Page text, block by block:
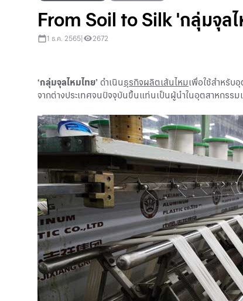
From Soil to Silk 'กลุ่มจุล
1 ธ.ค. 2565 2672
‘กลุ่มจุลไหมไทย’ ดำเนินธุรกิจผลิตเส้นไหมเพื่อใช้สำหรับ
จากต่างประเทศจนปัจจุบันขึ้นแท่นเป็นผู้นำในอุตสาหกร